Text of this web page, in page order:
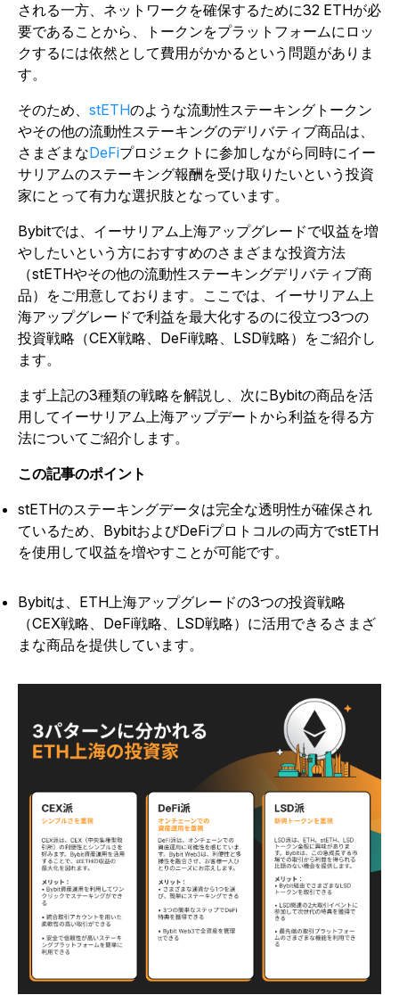
される一方、ネットワークを確保するために32 ETHが必
要であることから、トークンをプラットフォームにロッ
クするには依然として費用がかかるという問題がありま
す。
そのため、 stETHのような流動性ステーキングトークン
やその他の流動性ステーキングのデリバティブ商品は、
さまざまなDeFiプロジェクトに参加しながら同時にイー
サリアムのステーキング報酬を受け取りたいという投資
家にとって有力な選択肢となっています。
Bybitでは、イーサリアム上海アップグレードで収益を増
やしたいという方におすすめのさまざまな投資方法
（stETHやその他の流動性ステーキングデリバティブ商
品）をご用意しております。ここでは、イーサリアム上
海アップグレードで利益を最大化するのに役立つ3つの
投資戦略（CEX戦略、DeFi戦略、LSD戦略）をご紹介し
ます。
まず上記の3種類の戦略を解説し、次にBybitの商品を活
用してイーサリアム上海アップデートから利益を得る方
法についてご紹介します。
この記事のポイント
stETHのステーキングデータは完全な透明性が確保され
ているため、BybitおよびDeFiプロトコルの両方でstETH
を使用して収益を増やすことが可能です。
Bybitは、ETH上海アップグレードの3つの投資戦略
（CEX戦略、DeFi戦略、LSD戦略）に活用できるさまざ
まな商品を提供しています。